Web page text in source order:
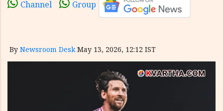
Channel Group
By Newsroom Desk May 13, 2026, 12:12 IST